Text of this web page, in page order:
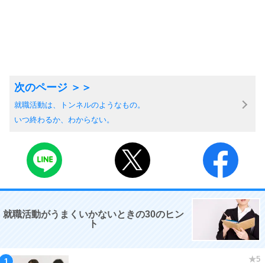
就職活動は、トンネルのようなもの。
いつ終わるか、わからない。
就職活動がうまくいかないときの30のヒン
ト